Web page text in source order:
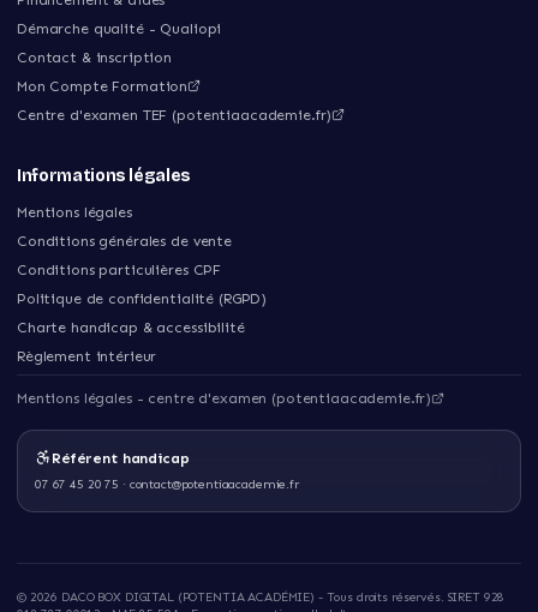
Démarche qualité - Qualiopi
Contact & inscription
Mon Compte Formation
Centre d'examen TEF (potentiaacademie.fr)
Informations légales
Mentions légales
Conditions générales de vente
Conditions particulières CPF
Politique de confidentialité (RGPD)
Charte handicap & accessibilité
Règlement intérieur
Mentions légales - centre d'examen (potentiaacademie.fr)
Référent handicap
07 67 45 20 75 · contact@potentiaacademie.fr
© 2026 DACO BOX DIGITAL (POTENTIA ACADÉMIE) - Tous droits réservés. SIRET 928